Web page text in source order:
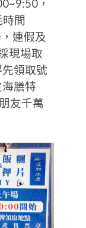
，
間
連假及
現場取
領取號
膳特
友千萬